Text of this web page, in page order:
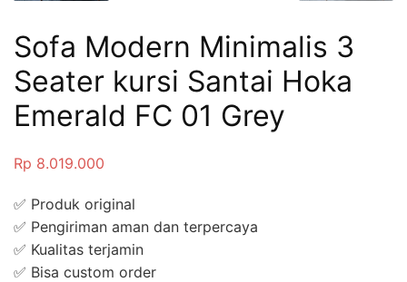
Sofa Modern Minimalis 3
Seater kursi Santai Hoka
Emerald FC 01 Grey
Rp 8.019.000
✅ Produk original
✅ Pengiriman aman dan terpercaya
✅ Kualitas terjamin
✅ Bisa custom order